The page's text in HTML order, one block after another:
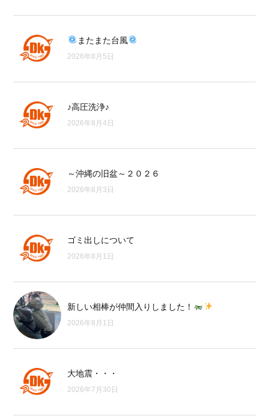
またまた台風
2026年8月5日
♪高圧洗浄♪
2026年8月4日
～沖縄の旧盆～２０２６
2026年8月3日
ゴミ出しについて
2026年8月1日
新しい相棒が仲間入りしました！
2026年8月1日
大地震・・・
2026年7月30日